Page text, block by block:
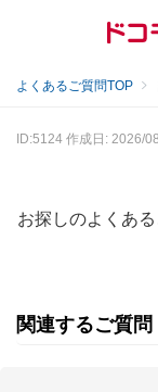
よくあるご質問TOP
ID:5124 作成日: 2026/
お探しのよくあ
関連するご質問